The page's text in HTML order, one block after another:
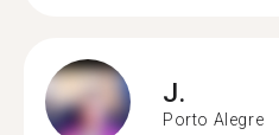
J.
Porto Alegre